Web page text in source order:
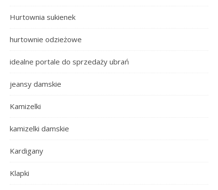
Hurtownia sukienek
hurtownie odzieżowe
idealne portale do sprzedaży ubrań
jeansy damskie
Kamizelki
kamizelki damskie
Kardigany
Klapki